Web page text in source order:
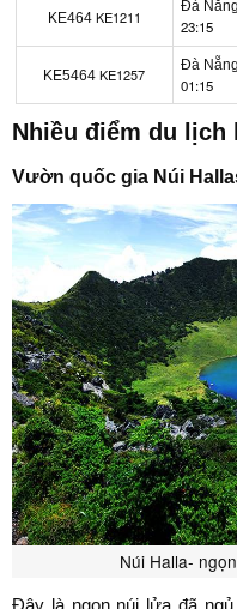
KE464KE1211
Đà
23:15
KE5464 KE1257 Đà
01:15
Nhiều điểm du lịch
Vườn quốc gia Núi
Núi Halla-
Đây là ngọn núi lửa đã